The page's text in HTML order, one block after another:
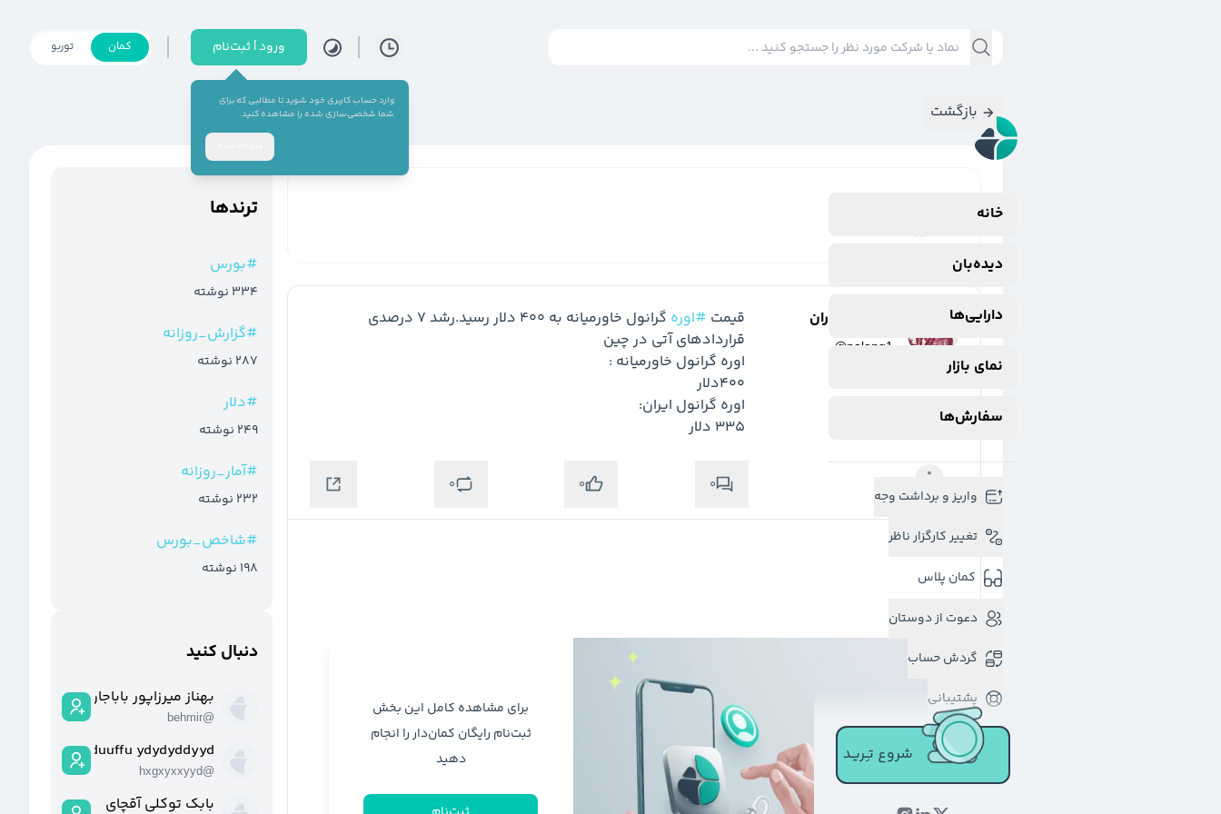
ورود | ثبت‌نام
وارد حساب کاربری خود شوید تا مطالبی که برای
شما شخصی‌سازی شده را مشاهده کنید.
کمان توربو
خانه
دیده‌بان
دارایی‌ها
نمای بازار
سفارش‌ها
واریز و برداشت وجه
تغییر کارگزار ناظر
کمان پلاس
دعوت از دوستان
گردش حساب
پشتیبانی
شروع تـِـریـد
بازگشت
پلنگ مازندران
@palang1
قیمت #اوره
335 دلار
0
0
0
برای مشاهده کامل این بخش
ثبت‌نام رایگان کمان‌دار را انجام
دهید
ترند‌ها
#بورس
334 نوشته
#گزارش_روزانه
287 نوشته
#دلار
249 نوشته
#آمار_روزانه
232 نوشته
#شاخص_بورس
198 نوشته
دنبال کنید
بهناز میرزاپور باباجان
@
behmir
hcxduuffu ydydyddyyd
@
hxgxyxxyyd
بابک توکلی آقچای